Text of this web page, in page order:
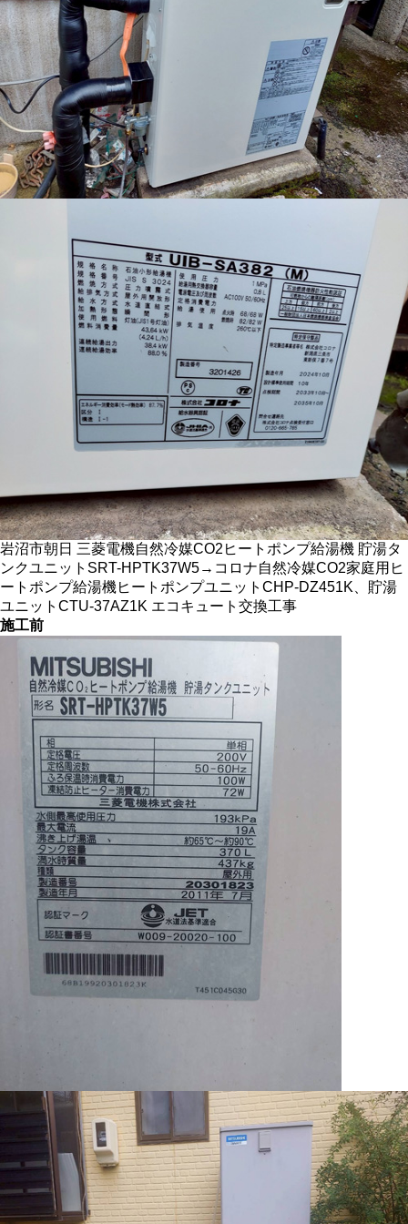
岩沼市朝日 三菱電機自然冷媒CO2ヒートポンプ給湯機 貯湯タ
ンクユニットSRT-HPTK37W5→コロナ自然冷媒CO2家庭用ヒ
ートポンプ給湯機ヒートポンプユニットCHP-DZ451K、貯湯
ユニットCTU-37AZ1K エコキュート交換工事
施工前